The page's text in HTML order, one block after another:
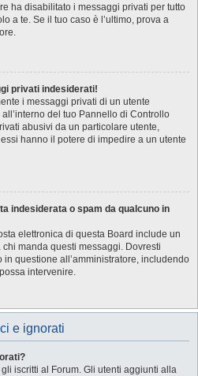
ha disabilitato i messaggi privati per tutto
a te. Se il tuo caso è l’ultimo, prova a
privati indesiderati!
i messaggi privati ​​di un utente
del tuo Pannello di Controllo
​​abusivi da un particolare utente,
hanno il potere di impedire a un utente
indesiderata o spam da qualcuno in
elettronica di questa Board include un
manda questi messaggi. Dovresti
questione all’amministratore, includendo
intervenire.
e ignorati
iscritti al Forum. Gli utenti aggiunti alla